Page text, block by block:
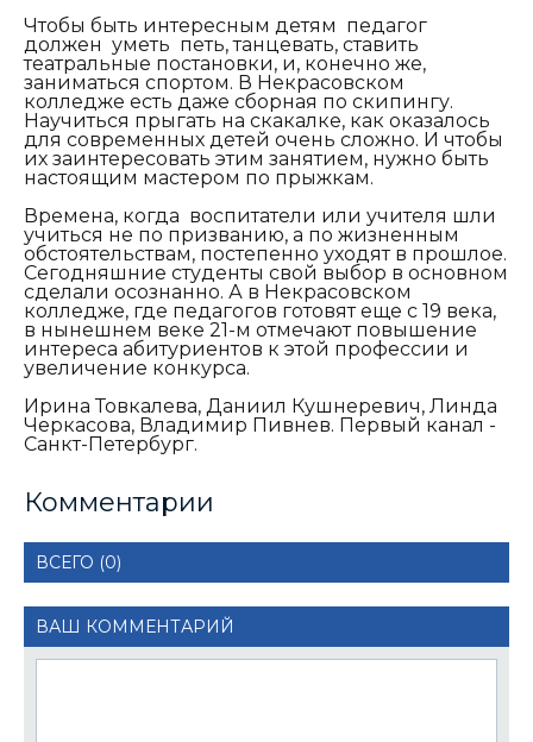
Чтобы быть интересным детям педагог
должен уметь петь, танцевать, ставить
театральные постановки, и, конечно же,
заниматься спортом. В Некрасовском
колледже есть даже сборная по скипингу.
Научиться прыгать на скакалке, как оказалось
для современных детей очень сложно. И чтобы
их заинтересовать этим занятием, нужно быть
настоящим мастером по прыжкам.
Времена, когда воспитатели или учителя шли
учиться не по призванию, а по жизненным
обстоятельствам, постепенно уходят в прошлое.
Сегодняшние студенты свой выбор в основном
сделали осознанно. А в Некрасовском
колледже, где педагогов готовят еще с 19 века,
в нынешнем веке 21-м отмечают повышение
интереса абитуриентов к этой профессии и
увеличение конкурса.
Ирина Товкалева, Даниил Кушнеревич, Линда
Черкасова, Владимир Пивнев. Первый канал -
Санкт-Петербург.
Комментарии
ВСЕГО (0)
ВАШ КОММЕНТАРИЙ